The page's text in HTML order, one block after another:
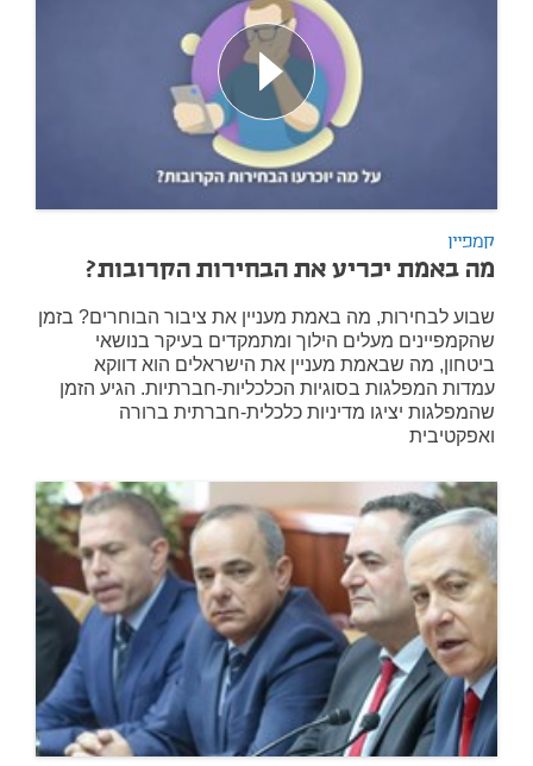
קמפיין
מה באמת יכריע את הבחירות הקרובות?
שבוע לבחירות, מה באמת מעניין את ציבור הבוחרים? בזמן
שהקמפיינים מעלים הילוך ומתמקדים בעיקר בנושאי
ביטחון, מה שבאמת מעניין את הישראלים הוא דווקא
עמדות המפלגות בסוגיות הכלכליות-חברתיות. הגיע הזמן
שהמפלגות יציגו מדיניות כלכלית-חברתית ברורה
ואפקטיבית